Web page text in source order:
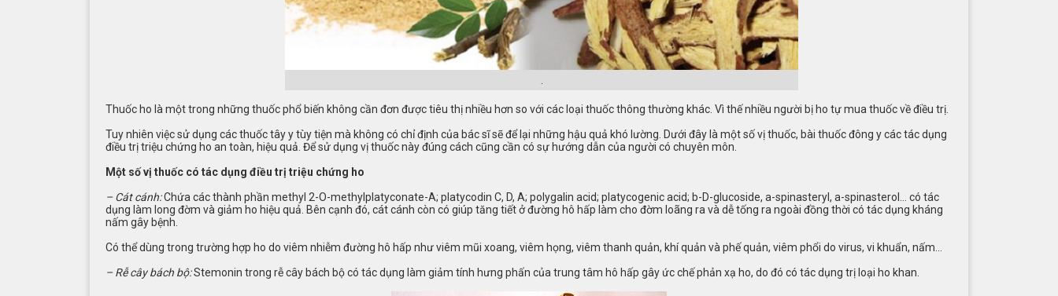
Thuốc ho là một trong những thuốc phổ biến không cần đơn được tiêu thị nhiều hơn so với các loại thuốc thông thường khác. Vì thế nhiều người bị ho tự mua thuốc về điều trị.
Tuy nhiên việc sử dụng các thuốc tây y tùy tiện mà không có chỉ định của bác sĩ sẽ để lại những hậu quả khó lường. Dưới đây là một số vị thuốc, bài thuốc đông y các tác dụng
điều trị triệu chứng ho an toàn, hiệu quả. Để sử dụng vị thuốc này đúng cách cũng cần có sự hướng dẫn của người có chuyên môn.
Một số vị thuốc có tác dụng điều trị triệu chứng ho
– Cát cánh:Chứa các thành phần methyl 2-O-methylplatyconate-A; platycodin C, D, A; polygalin acid; platycogenic acid; b-D-glucoside, a-spinasteryl, a-spinasterol… có tác
dụng làm long đờm và giảm ho hiệu quả. Bên cạnh đó, cát cánh còn có giúp tăng tiết ở đường hô hấp làm cho đờm loãng ra và dễ tống ra ngoài đồng thời có tác dụng kháng
nấm gây bệnh.
Có thể dùng trong trường hợp ho do viêm nhiễm đường hô hấp như viêm mũi xoang, viêm họng, viêm thanh quản, khí quản và phế quản, viêm phổi do virus, vi khuẩn, nấm…
– Rễ cây bách bộ:Stemonin trong rễ cây bách bộ có tác dụng làm giảm tính hưng phấn của trung tâm hô hấp gây ức chế phản xạ ho, do đó có tác dụng trị loại ho khan.